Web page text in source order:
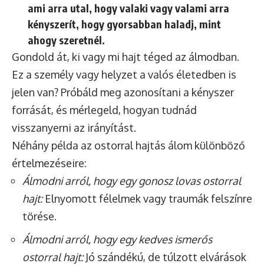
ami arra utal, hogy valaki vagy valami arra
kényszerít, hogy gyorsabban haladj, mint
ahogy szeretnél.
Gondold át, ki vagy mi hajt téged az álmodban.
Ez a személy vagy helyzet a valós életedben is
jelen van? Próbáld meg azonosítani a kényszer
forrását, és mérlegeld, hogyan tudnád
visszanyerni az irányítást.
Néhány példa az ostorral hajtás álom különböző
értelmezéseire:
Álmodni arról, hogy egy gonosz lovas ostorral
hajt:Elnyomott félelmek vagy traumák felszínre
törése.
Álmodni arról, hogy egy kedves ismerős
ostorral hajt:Jó szándékú, de túlzott elvárások